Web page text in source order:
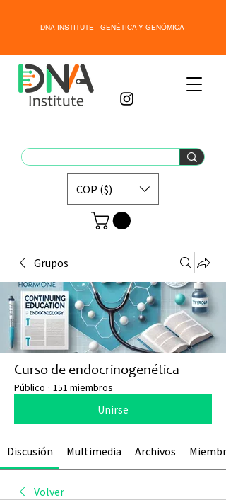
DNA INSTITUTE - GENÉTICA Y GENÓMICA
COP ($)
Grupos
Curso de endocrinogenética
Público · 151 miembros
Unirse
Discusión Multimedia Archivos
Volver